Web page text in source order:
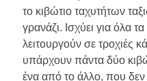
το κιβώτιο ταχυτήτων
γρανάζι. Ισχύει για όλα
λειτουργούν σε τροχιές
υπάρχουν πάντα δύο
ένα από το άλλο, που